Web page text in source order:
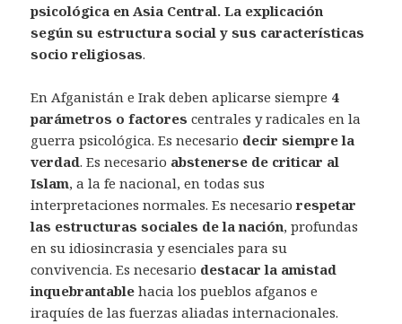
psicológica en Asia Central. La explicación
según su estructura social y sus características
socio religiosas.
En Afganistán e Irak deben aplicarse siempre 4
parámetros o factores centrales y radicales en la
guerra psicológica. Es necesario decir siempre la
verdad. Es necesario abstenerse de criticar al
Islam, a la fe nacional, en todas sus
interpretaciones normales. Es necesariorespetar
las estructuras sociales de la nación, profundas
en su idiosincrasia y esenciales para su
convivencia. Es necesario destacar la amistad
inquebrantable hacia los pueblos afganos e
iraquíes de las fuerzas aliadas internacionales.